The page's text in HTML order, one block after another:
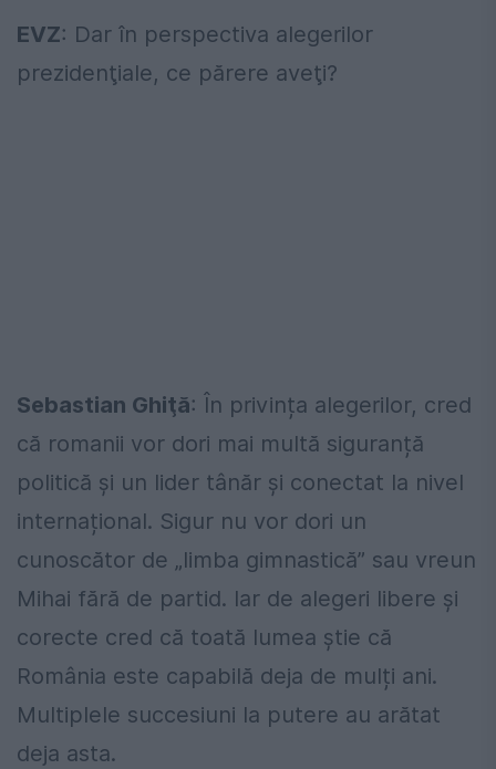
EVZ: Dar în perspectiva alegerilor
prezidenţiale, ce părere aveţi?
Sebastian Ghiţă: În privința alegerilor, cred
că romanii vor dori mai multă siguranță
politică și un lider tânăr și conectat la nivel
internațional. Sigur nu vor dori un
cunoscător de „limba gimnastică” sau vreun
Mihai fără de partid. Iar de alegeri libere și
corecte cred că toată lumea știe că
România este capabilă deja de mulți ani.
Multiplele succesiuni la putere au arătat
deja asta.